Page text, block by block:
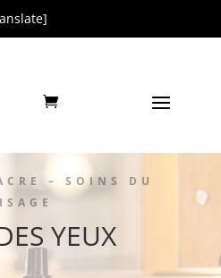
– SOINS DU
YEUX